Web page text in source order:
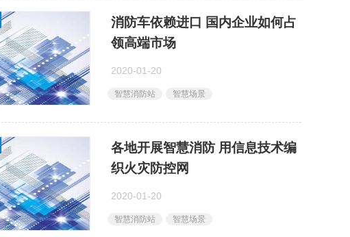
消防车依赖进口 国内企业如何占
领高端市场
2020-01-20
智慧消防站 智慧场景
各地开展智慧消防 用信息技术编
织火灾防控网
2020-01-20
智慧消防站 智慧场景